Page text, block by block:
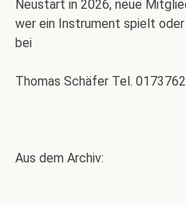
Neustart in 2026, neue
wer ein Instrument spielt
bei
Thomas Schäfer Tel.
Aus dem Archiv: